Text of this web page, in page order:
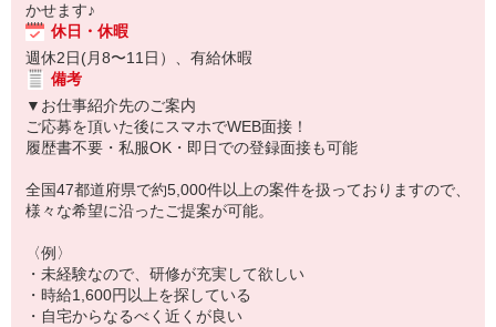
かせます♪
休日・休暇
週休2日(月8〜11日）、有給休暇
備考
▼お仕事紹介先のご案内
ご応募を頂いた後にスマホでWEB面接！
履歴書不要・私服OK・即日での登録面接も可能
全国47都道府県で約5,000件以上の案件を扱っておりますので、
様々な希望に沿ったご提案が可能。
〈例〉
・未経験なので、研修が充実して欲しい
・時給1,600円以上を探している
・自宅からなるべく近くが良い